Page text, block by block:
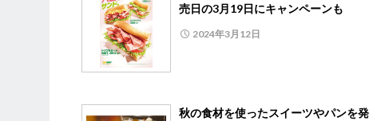
売日の3月19日にキャンペーンも
2024年3月12日
秋の食材を使ったスイーツやパンを発